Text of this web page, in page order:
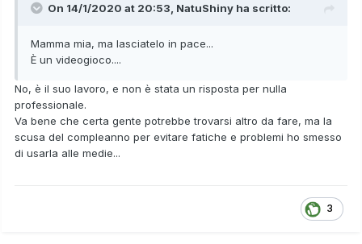
On 14/1/2020 at 20:53, NatuShiny ha scritto:
Mamma mia, ma lasciatelo in pace...
È un videogioco....
No, è il suo lavoro, e non è stata un risposta per nulla
professionale.
Va bene che certa gente potrebbe trovarsi altro da fare, ma la
scusa del compleanno per evitare fatiche e problemi ho smesso
di usarla alle medie...
3